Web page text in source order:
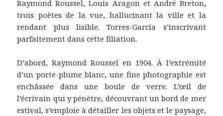
Raymond Roussel, Louis Aragon et André Breton,
trois poètes de la vue, hallucinant la ville et la
rendant plus lisible. Torres-García s’inscrivant
parfaitement dans cette filiation.
D’abord, Raymond Roussel en 1904. À l’extrémité
d’un porte-plume blanc, une fine photographie est
enchâssée dans une boule de verre. L’œil de
l’écrivain qui y pénètre, découvrant un bord de mer
estival, s’emploie à détailler les objets et le paysage,